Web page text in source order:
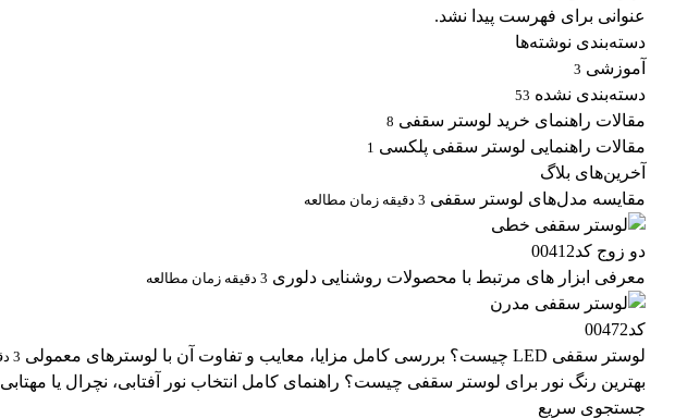
عنوانی برای فهرست پیدا نشد.
دسته‌بندی نوشته‌ها
آموزشی 3
دسته‌بندی نشده 53
مقالات راهنمای خرید لوستر سقفی 8
مقالات راهنمایی لوستر سقفی پلکسی 1
آخرین‌های بلاگ
مقایسه مدل‌های لوستر سقفی 3 دقیقه زمان مطالعه
معرفی ابزار های مرتبط با محصولات روشنایی دلوری 3 دقیقه زمان مطالعه
لوستر سقفی LED چیست؟ بررسی کامل مزایا، معایب و تفاوت آن با لوسترهای معمولی 3 دقیقه زمان مطالعه
بهترین رنگ نور برای لوستر سقفی چیست؟ راهنمای کامل انتخاب نور آفتابی، نچرال یا مهتابی
جستجوی سریع